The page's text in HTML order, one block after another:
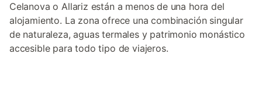
Celanova o Allariz están a menos de una hora del
alojamiento. La zona ofrece una combinación singular
de naturaleza, aguas termales y patrimonio monástico
accesible para todo tipo de viajeros.